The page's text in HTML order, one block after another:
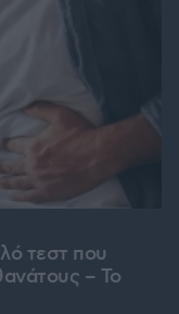
τεστ που
– Το